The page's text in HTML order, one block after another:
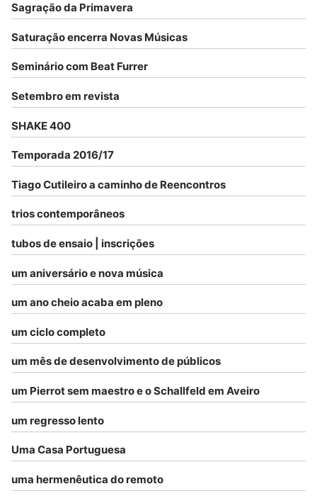
Sagração da Primavera
Saturação encerra Novas Músicas
Seminário com Beat Furrer
Setembro em revista
SHAKE 400
Temporada 2016/17
Tiago Cutileiro a caminho de Reencontros
trios contemporâneos
tubos de ensaio | inscrições
um aniversário e nova música
um ano cheio acaba em pleno
um ciclo completo
um mês de desenvolvimento de públicos
um Pierrot sem maestro e o Schallfeld em Aveiro
um regresso lento
Uma Casa Portuguesa
uma hermenêutica do remoto